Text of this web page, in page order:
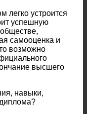
легко устроится
успешную
самооценка и
возможно
высшего
навыки,